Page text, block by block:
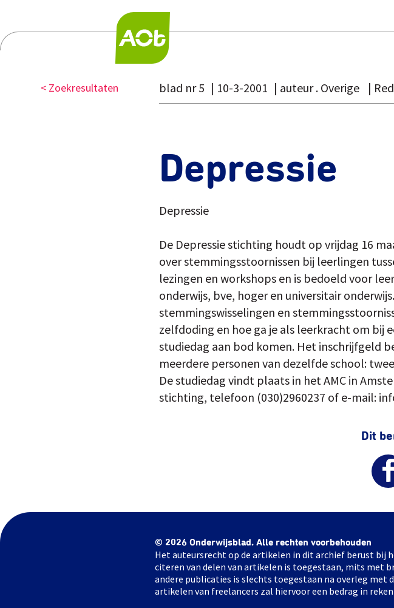
< Zoekresultaten blad nr 5 10-3-2001 auteur . Overige
Depressie
Depressie
De Depressie stichting houdt op vrijdag 16
over stemmingsstoornissen bij leerlingen
lezingen en workshops en is bedoeld voor
onderwijs, bve, hoger en universitair
stemmingswisselingen en
zelfdoding en hoe ga je als leerkracht om bij
studiedag aan bod komen. Het inschrijfgeld
meerdere personen van dezelfde school:
De studiedag vindt plaats in het AMC in
stichting, telefoon (030)2960237 of e-mail:
Dit
© 2026 Onderwijsblad. Alle rechten voorbehouden
Het auteursrecht op de artikelen in dit archief berust bij
citeren van delen van artikelen is toegestaan, mits met
andere publicaties is slechts toegestaan na overleg met
artikelen van freelancers zal hiervoor een bedrag in